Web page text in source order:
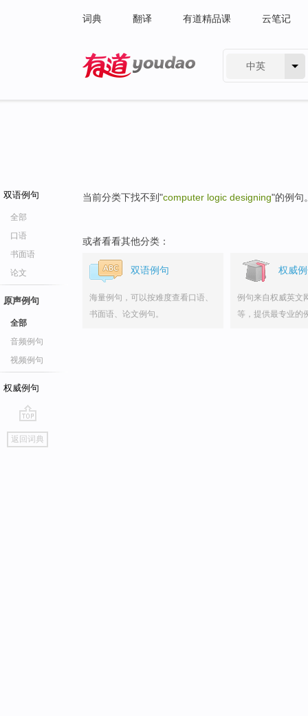
词典 翻译 有道精品课 云笔记
中英
双语例句
全部
口语
书面语
论文
原声例句
全部
音频例句
视频例句
权威例句
go
top
返回词典
当前分类下找不到"computer logic designing"的例句
或者看看其他分类：
双语例句
海量例句，可以按难度查看口语、
书面语、论文例句。
权威
例句来自权威英文
等，提供最专业的